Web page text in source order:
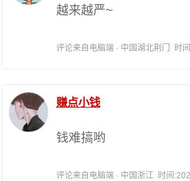
越来越严~
评论来自电脑端 · 中国湖北荆门 时
赚点小钱
钱难搞哟
评论来自电脑端 · 中国浙江 时间